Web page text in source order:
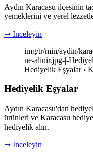
Aydın Karacasu ilçesinin
yemeklerini ve yerel
➞ İnceleyin
img/tr/min/aydin/
ne-alinir.jpg-|-
Hediyelik Eşyalar ›
Hediyelik Eşyalar
Aydın Karacasu'dan
ürünleri ve Karacasu
hediyelik alın.
➞ İnceleyin